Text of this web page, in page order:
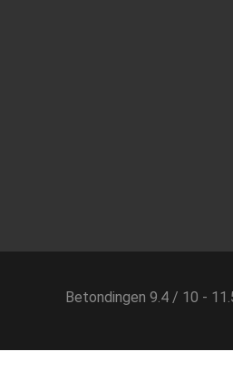
Betondingen 9.4 / 10 -